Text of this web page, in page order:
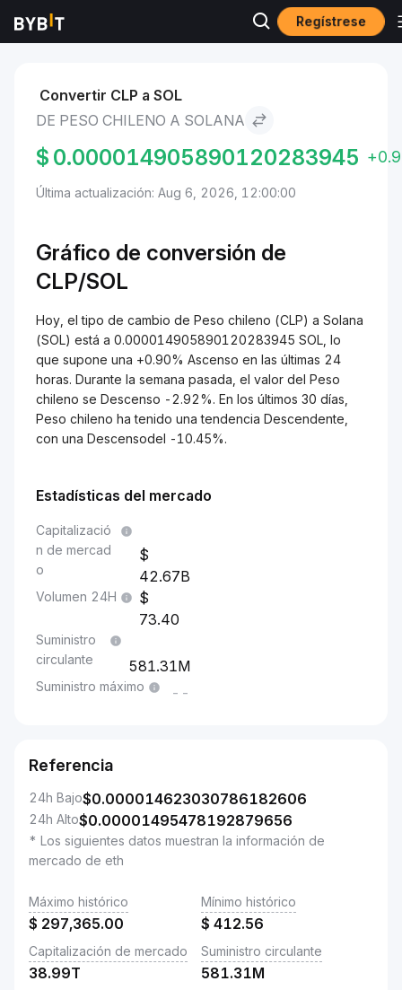
Regístrese
Mercados Peso chileno to Solana
Convertir CLP a SOL
DE PESO CHILENO A SOLANA
$ 0.000014905890120283945
Última actualización: Aug 6, 2026, 12:00:00
Gráfico de conversión de
CLP/SOL
Hoy, el tipo de cambio de Peso chileno (CLP) a Solana
(SOL) está a 0.000014905890120283945 SOL, lo
que supone una +0.90% Ascenso en las últimas 24
horas. Durante la semana pasada, el valor del Peso
chileno se Descenso -2.92%. En los últimos 30 días,
Peso chileno ha tenido una tendencia Descendente,
con una Descensodel -10.45%.
Estadísticas del mercado
Capitalizació
n de mercad
o
42.67B
Volumen 24H
73.40
Suministro
circulante
581.31M
Suministro máximo --
Referencia
24h Bajo$0.000014623030786182606
24h Alto$0.00001495478192879656
* Los siguientes datos muestran la información de
mercado de eth
Máximo histórico
$ 297,365.00
Mínimo histórico
$ 412.56
Capitalización de mercado
38.99T
Suministro circulante
581.31M